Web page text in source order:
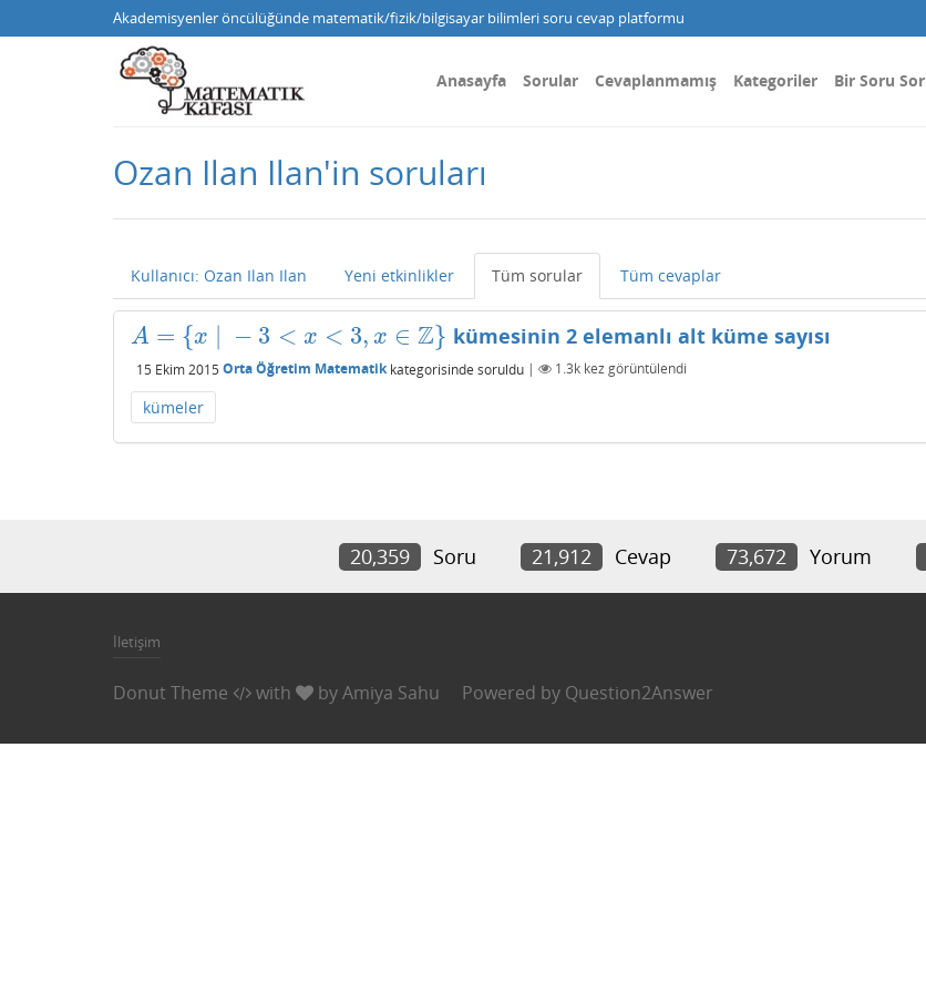
Akademisyenler öncülüğünde matematik/fizik/bilgisayar bilimleri soru cevap platformu
Anasayfa Sorular Cevaplanmamış Kategoriler Bir Soru Sor
Ozan Ilan Ilan'in soruları
Kullanıcı: Ozan Ilan Ilan Yeni etkinlikler Tüm sorular Tüm cevaplar
A = {x | − 3 < x < 3, x ∈ Z}
A= {x | −3 x<3 ,x ∈Z } kümesinin 2 elemanlı alt küme sayısı
15 Ekim 2015 Orta Öğretim Matematikkategorisinde soruldu | 1.3k kez görüntülendi
kümeler
20,359 Soru 21,912 Cevap 73,672 Yorum
İletişim
Donut Theme with byAmiya Sahu Powered by Question2Answer